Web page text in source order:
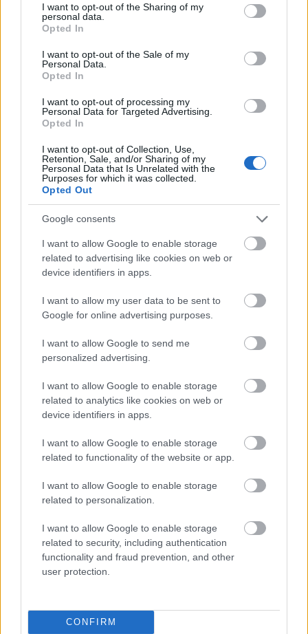
not limited to your visit or usage behaviour. You may click to
grant or deny consent to Google and its third-party tags to
use your data for below specified purposes in below Google
consent section.
I want to opt-out of the Sharing of my
personal data.
Opted In
I want to opt-out of the Sale of my
Personal Data.
Opted In
I want to opt-out of processing my
Personal Data for Targeted Advertising.
Opted In
I want to opt-out of Collection, Use,
Retention, Sale, and/or Sharing of my
Personal Data that Is Unrelated with the
Purposes for which it was collected.
Opted Out
Google consents
I want to allow Google to enable storage
related to advertising like cookies on web or
device identifiers in apps.
I want to allow my user data to be sent to
Google for online advertising purposes.
I want to allow Google to send me
personalized advertising.
I want to allow Google to enable storage
related to analytics like cookies on web or
device identifiers in apps.
I want to allow Google to enable storage
related to functionality of the website or app.
I want to allow Google to enable storage
related to personalization.
I want to allow Google to enable storage
related to security, including authentication
functionality and fraud prevention, and other
user protection.
CONFIRM
Feliratkozom a hírlevélre és elfogadom az
szabályzatot!
LEGFRISSEBB
Országos hírek
Aktuális
Paks II.: Mit jelent az 5. blokk új
árnyékában?
Helyi hírek
Amire többmillióan vártunk: szombattól
másodfokúra csökken a riasztás
HIRDETÉS
HIRDETÉS